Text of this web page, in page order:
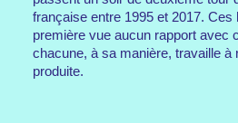
française entre 1995 et 2017. Ces
première vue aucun rapport avec
chacune, à sa manière, travaille à
produite.